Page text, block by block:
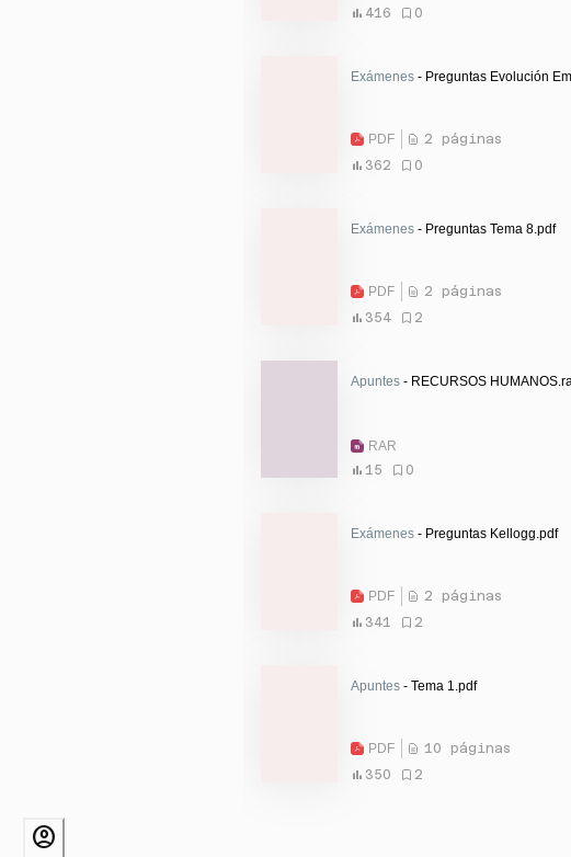
416
0
Exámenes - Preguntas Evolución
PDF
2 páginas
362
0
Exámenes - Preguntas Tema 8.pdf
PDF
2 páginas
354
2
Apuntes - RECURSOS
RAR
15
0
Exámenes - Preguntas Kellogg.pdf
PDF
2 páginas
341
2
Apuntes - Tema 1.pdf
PDF
10 páginas
350
2
account_circle